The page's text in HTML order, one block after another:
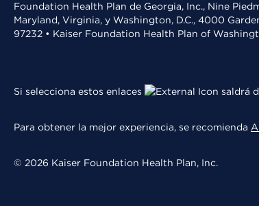
Foundation Health Plan de Georgia, Inc., Nine
Maryland, Virginia, y Washington, D.C., 4000
97232 • Kaiser Foundation Health Plan of
Si selecciona estos enlaces saldrá
Para obtener la mejor experiencia, se recomienda
© 2026 Kaiser Foundation Health Plan, Inc.